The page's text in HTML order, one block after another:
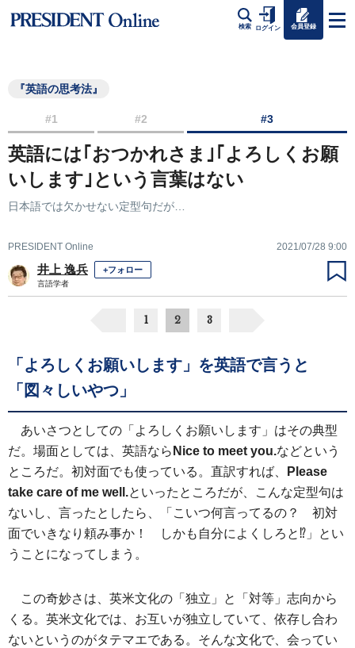
検索 ログイン 会員登録
『英語の思考法』
#1 #2 #3
英語には｢おつかれさま｣｢よろしくお願
いします｣という言葉はない
日本語では欠かせない定型句だが…
PRESIDENT Online 2021/07/28 9:00
井上 逸兵 +フォロー
言語学者
1 2 3
「よろしくお願いします」を英語で言うと
「図々しいやつ」
あいさつとしての「よろしくお願いします」はその典型
だ。場面としては、英語なら Nice to meet you.などという
ところだ。初対面でも使っている。直訳すれば、
Please
take care of me well.といったところだが、こんな定型句は
ないし、言ったとしたら、「こいつ何言ってるの？ 初対
面でいきなり頼み事か！ しかも自分によくしろと⁉」とい
うことになってしまう。
この奇妙さは、英米文化の「独立」と「対等」志向から
くる。英米文化では、お互いが独立していて、依存し合わ
ないというのがタテマエである。そんな文化で、会ってい